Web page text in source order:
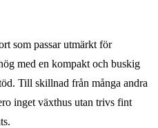
som passar utmärkt för
med en kompakt och buskig
Till skillnad från många andra
inget växthus utan trivs fint